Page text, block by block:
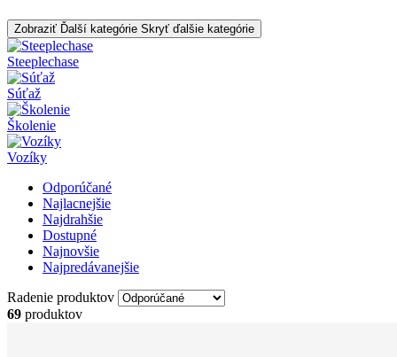
Zobraziť Ďalší kategórie Skryť ďalšie kategórie
Steeplechase
Súťaž
Školenie
Vozíky
Odporúčané
Najlacnejšie
Najdrahšie
Dostupné
Najnovšie
Najpredávanejšie
Radenie produktov
69 produktov